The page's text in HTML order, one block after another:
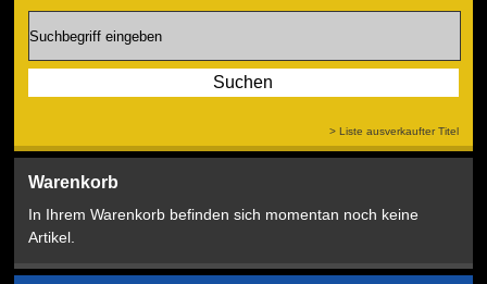
> Liste ausverkaufter Titel
Warenkorb
In Ihrem Warenkorb befinden sich momentan noch keine
Artikel.